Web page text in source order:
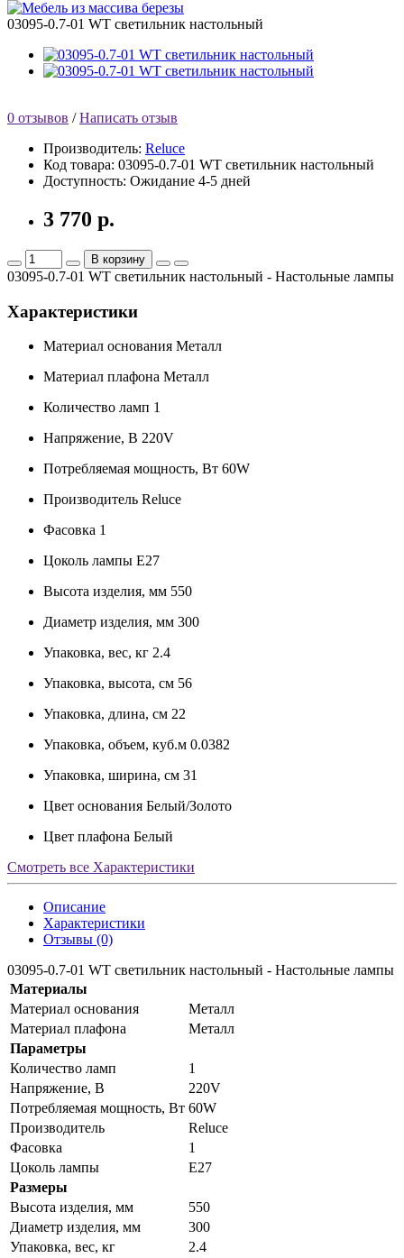
03095-0.7-01 WT светильник настольный
0 отзывов /Написать отзыв
Производитель: Reluce
Код товара: 03095-0.7-01 WT светильник настольный
Доступность: Ожидание 4-5 дней
3 770 р.
В корзину
03095-0.7-01 WT светильник настольный - Настольные лампы
Характеристики
Материал основания Металл
Материал плафона Металл
Количество ламп 1
Напряжение, В 220V
Потребляемая мощность, Вт 60W
Производитель Reluce
Фасовка 1
Цоколь лампы E27
Высота изделия, мм 550
Диаметр изделия, мм 300
Упаковка, вес, кг 2.4
Упаковка, высота, см 56
Упаковка, длина, см 22
Упаковка, объем, куб.м 0.0382
Упаковка, ширина, см 31
Цвет основания Белый/Золото
Цвет плафона Белый
Смотреть все Характеристики
Описание
Характеристики
Отзывы (0)
03095-0.7-01 WT светильник настольный - Настольные лампы
Материалы
Материал основания
Металл
Материал плафона
Металл
Параметры
Количество ламп
1
Напряжение, В
220V
Потребляемая мощность, Вт 60W
Производитель
Reluce
Фасовка
1
Цоколь лампы
E27
Размеры
Высота изделия, мм
550
Диаметр изделия, мм
300
Упаковка, вес, кг
2.4